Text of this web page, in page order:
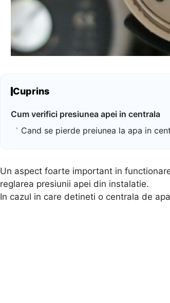
Cuprins
Cum verifici presiunea apei in centrala
Cand se pierde preiunea la apa in
Un aspect foarte important in
reglarea presiunii apei din instalatie.
In cazul in care detineti o centrala de